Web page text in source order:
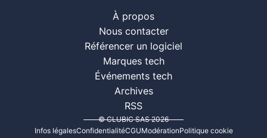
À propos
Nous contacter
Référencer un logiciel
Marques tech
Événements tech
Archives
RSS
© CLUBIC SAS 2026
Infos légalesConfidentialitéCGUModérationPolitique cookie